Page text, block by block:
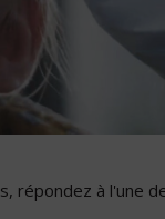
répondez à l'une